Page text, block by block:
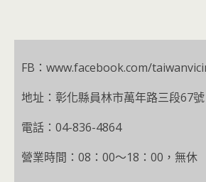
FB：www.facebook.com/
地址：彰化縣員林市萬年路三段67號
電話：04-836-4864
營業時間：08：00～18：00，無休